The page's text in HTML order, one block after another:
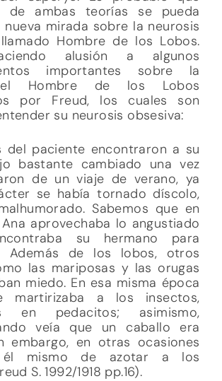
de ambas teorías se pueda
mirada sobre la neurosis
Hombre de los Lobos.
alusión a algunos
importantes sobre la
Hombre de los Lobos
por Freud, los cuales son
su neurosis obsesiva:
del paciente encontraron a su
bastante cambiado una vez
de un viaje de verano, ya
se había tornado díscolo,
Sabemos que en
aprovechaba lo angustiado
su hermano para
Además de los lobos, otros
las mariposas y las orugas
miedo. En esa misma época
martirizaba a los insectos,
en pedacitos; asimismo,
veía que un caballo era
embargo, en otras ocasiones
él mismo de azotar a los
S. 1992/1918 pp.16).